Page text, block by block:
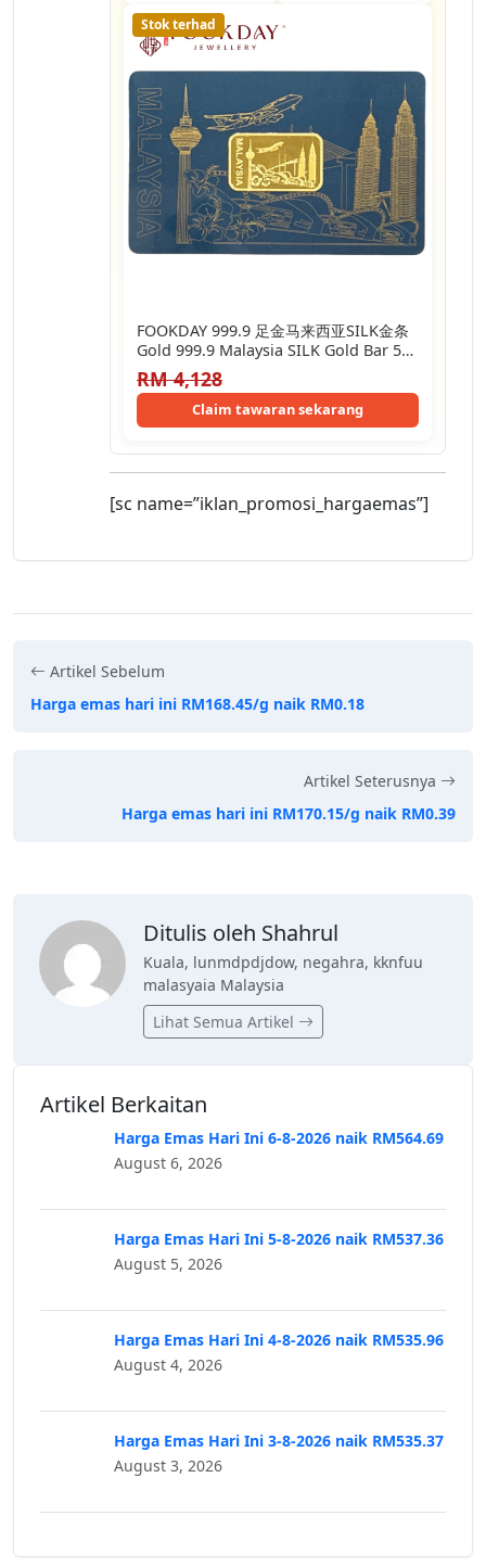
Stok terhad
FOOKDAY 999.9 足金马来西亚SILK金条
Gold 999.9 Malaysia SILK Gold Bar 5g
/ 10g…
RM 4,128
Claim tawaran sekarang
[sc name=”iklan_promosi_hargaemas”]
Artikel Sebelum
Harga emas hari ini RM168.45/g naik RM0.18
Artikel Seterusnya
Harga emas hari ini RM170.15/g naik RM0.39
Ditulis oleh Shahrul
Kuala, lunmdpdjdow, negahra, kknfuu
malasyaia Malaysia
Lihat Semua Artikel
Artikel Berkaitan
Harga Emas Hari Ini 6-8-2026 naik RM564.69
August 6, 2026
Harga Emas Hari Ini 5-8-2026 naik RM537.36
August 5, 2026
Harga Emas Hari Ini 4-8-2026 naik RM535.96
August 4, 2026
Harga Emas Hari Ini 3-8-2026 naik RM535.37
August 3, 2026